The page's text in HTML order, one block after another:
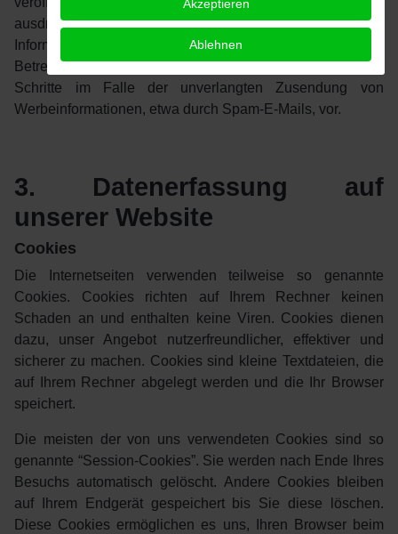
ausdrücklich angeforderter Werbung und
Informationsmaterialien wird hiermit widersprochen. Die
Betreiber der Seiten behalten sich ausdrücklich rechtliche
Schritte im Falle der unverlangten Zusendung von
Werbeinformationen, etwa durch Spam-E-Mails, vor.
3. Datenerfassung auf
unserer Website
Cookies
Die Internetseiten verwenden teilweise so genannte
Cookies. Cookies richten auf Ihrem Rechner keinen
Schaden an und enthalten keine Viren. Cookies dienen
dazu, unser Angebot nutzerfreundlicher, effektiver und
sicherer zu machen. Cookies sind kleine Textdateien, die
auf Ihrem Rechner abgelegt werden und die Ihr Browser
speichert.
Die meisten der von uns verwendeten Cookies sind so
genannte “Session-Cookies”. Sie werden nach Ende Ihres
Besuchs automatisch gelöscht. Andere Cookies bleiben
auf Ihrem Endgerät gespeichert bis Sie diese löschen.
Diese Cookies ermöglichen es uns, Ihren Browser beim
Akzeptieren
Ablehnen